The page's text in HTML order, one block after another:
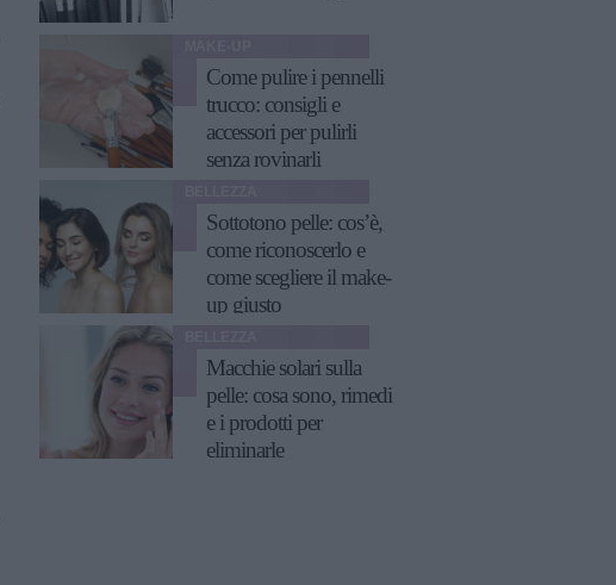
Come pulire i pennelli
trucco: consigli e
accessori per pulirli
senza rovinarli
Sottotono pelle: cos’è,
come riconoscerlo e
come scegliere il make-
up giusto
Macchie solari sulla
pelle: cosa sono, rimedi
e i prodotti per
eliminarle